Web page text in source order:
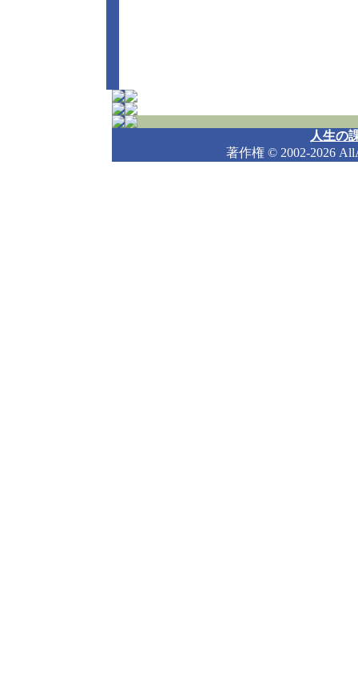
人生の
著作権 © 2002-2026